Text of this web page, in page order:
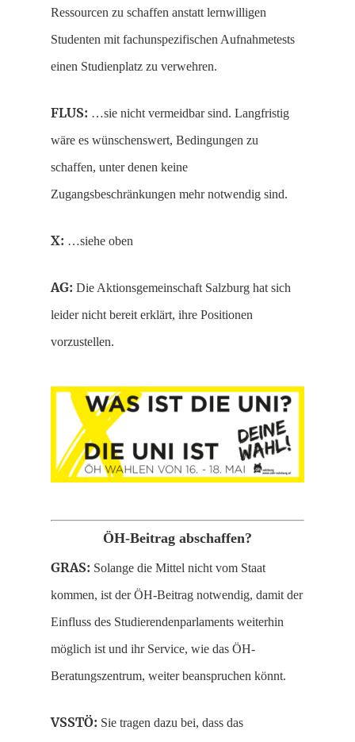
Ressourcen zu schaffen anstatt lernwilligen
Studenten mit fachunspezifischen Aufnahmetests
einen Studienplatz zu verwehren.
FLUS: …sie nicht vermeidbar sind. Langfristig
wäre es wünschenswert, Bedingungen zu
schaffen, unter denen keine
Zugangsbeschränkungen mehr notwendig sind.
X: …siehe oben
AG: Die Aktionsgemeinschaft Salzburg hat sich
leider nicht bereit erklärt, ihre Positionen
vorzustellen.
ÖH-Beitrag abschaffen?
GRAS: Solange die Mittel nicht vom Staat
kommen, ist der ÖH-Beitrag notwendig, damit der
Einfluss des Studierendenparlaments weiterhin
möglich ist und ihr Service, wie das ÖH-
Beratungszentrum, weiter beanspruchen könnt.
VSSTÖ: Sie tragen dazu bei, dass das